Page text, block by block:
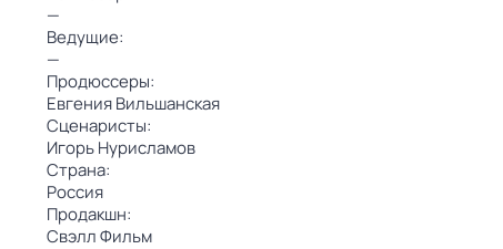
—
Ведущие:
—
Продюссеры:
Евгения Вильшанская
Сценаристы:
Игорь Нурисламов
Страна:
Россия
Продакшн:
Свэлл Фильм